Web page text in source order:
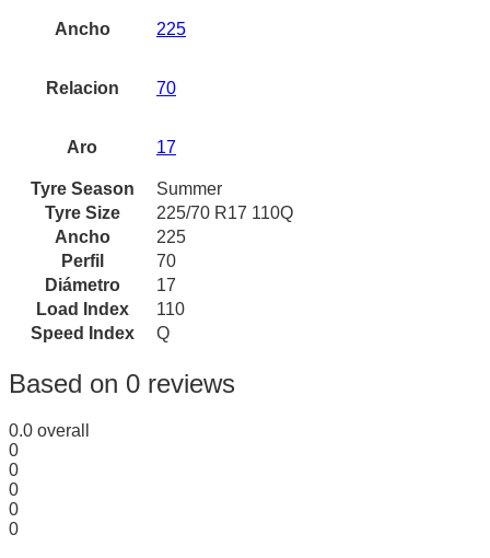
Ancho 225
Relacion 70
Aro 17
Tyre Season
Summer
Tyre Size
225/70 R17 110Q
Ancho
225
Perfil
70
Diámetro
17
Load Index
110
Speed Index
Q
Based on 0 reviews
0.0 overall
0
0
0
0
0